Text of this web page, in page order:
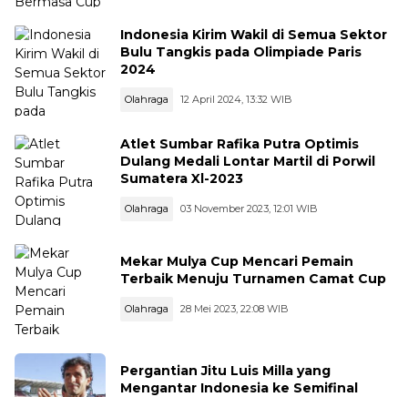
Indonesia Kirim Wakil di Semua Sektor
Bulu Tangkis pada Olimpiade Paris
2024
Olahraga 12 April 2024, 13:32 WIB
Atlet Sumbar Rafika Putra Optimis
Dulang Medali Lontar Martil di Porwil
Sumatera Xl-2023
Olahraga 03 November 2023, 12:01 WIB
Mekar Mulya Cup Mencari Pemain
Terbaik Menuju Turnamen Camat Cup
Olahraga 28 Mei 2023, 22:08 WIB
Pergantian Jitu Luis Milla yang
Mengantar Indonesia ke Semifinal